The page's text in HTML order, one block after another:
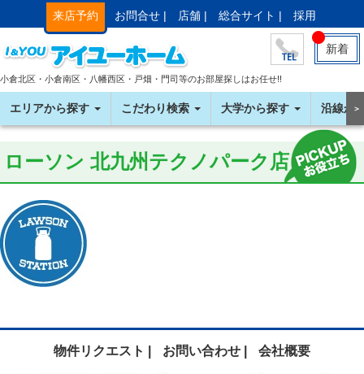
来店予約 お問合せ | 店舗 | 総合サイト | 採用
新着
小倉北区・小倉南区・八幡西区・戸畑・門司等のお部屋探しはお任せ!!
エリアから探す こだわり検索 大学から探す 沿線か＞
ローソン 北九州テクノパーク店
物件リクエスト | お問い合わせ | 会社概要